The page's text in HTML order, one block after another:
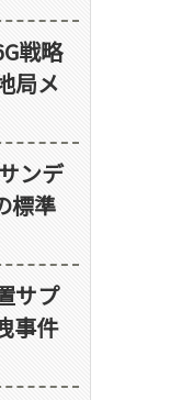
戦略
局メ
ンデ
標準
サプ
事件